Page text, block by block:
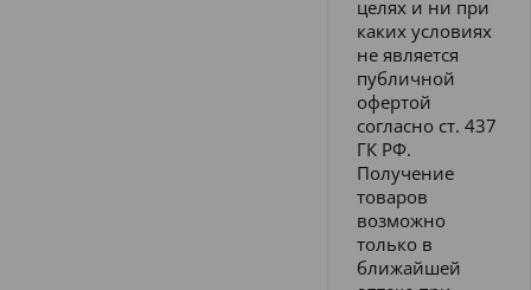
целях и ни при
каких условиях
не является
публичной
офертой
согласно ст. 437
ГК РФ.
Получение
товаров
возможно
только в
ближайшей